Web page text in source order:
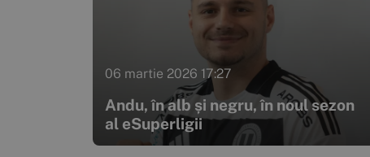
06 martie 2026 17:27
Andu, în alb și negru, în noul sezon
al eSuperligii